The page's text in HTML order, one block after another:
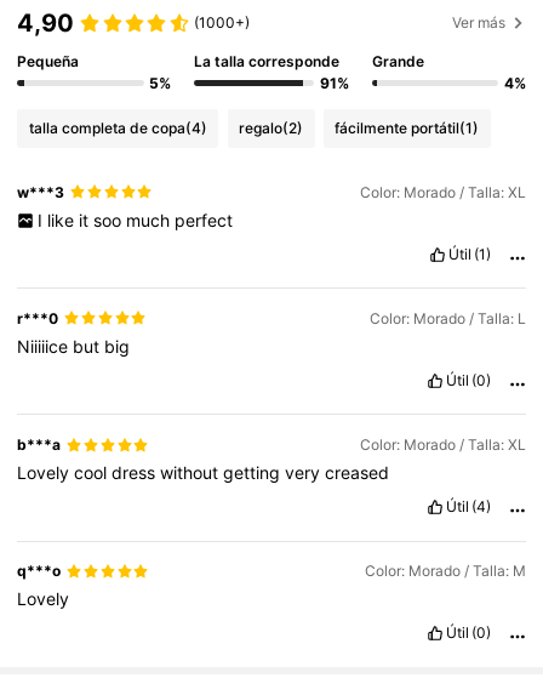
4,90 (1000+) Ver más
Pequeña
5%
La talla corresponde
91%
Grande
4%
talla completa de copa(4) regalo(2) fácilmente portátil(1)
w***3 Color: Morado / Talla: XL
I like it soo much perfect
Útil (1)
r***0 Color: Morado / Talla: L
Niiiiice but big
Útil (0)
b***a Color: Morado / Talla: XL
Lovelycooldresswithoutgettingverycreased
Útil (4)
q***o Color: Morado / Talla: M
Lovely
Útil (0)